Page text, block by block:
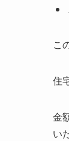
こ
住
金
い